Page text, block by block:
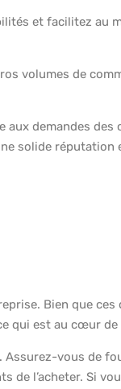
et facilitez au
volumes de
aux demandes
solide réputation
Bien que
qui est au cœur
vous de
de l’acheter. Si